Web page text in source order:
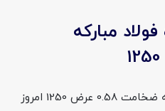
مبارکه
قیمت ورق گالوانیزه فولاد مبارکه ضخامت 0.58 عرض 1250 امروز